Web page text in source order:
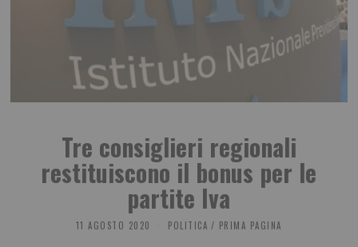
Tre consiglieri regionali
restituiscono il bonus per le
partite Iva
11 AGOSTO 2020 POLITICA / PRIMA PAGINA